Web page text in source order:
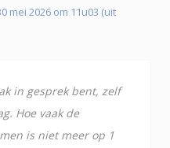
mei 2026 om 11u03 (uit
in gesprek bent, zelf
Hoe vaak de
is niet meer op 1